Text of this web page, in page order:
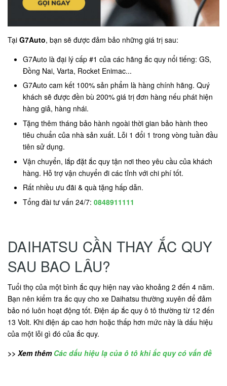
Tại G7Auto, bạn sẽ được đảm bảo những giá trị sau:
G7Auto là đại lý cấp #1 của các hãng ắc quy nổi tiếng: GS,
Đồng Nai, Varta, Rocket Enimac...
G7Auto cam kết 100% sản phẩm là hàng chính hãng. Quý
khách sẽ được đền bù 200% giá trị đơn hàng nếu phát hiện
hàng giả, hàng nhái.
Tặng thêm tháng bảo hành ngoài thời gian bảo hành theo
tiêu chuẩn của nhà sản xuất. Lỗi 1 đổi 1 trong vòng tuần đầu
tiên sử dụng.
Vận chuyển, lắp đặt ắc quy tận nơi theo yêu cầu của khách
hàng. Hỗ trợ vận chuyển đi các tỉnh với chi phí tốt.
Rất nhiều ưu đãi & quà tặng hấp dẫn.
Tổng đài tư vấn 24/7: 0848911111
DAIHATSU CẦN THAY ẮC QUY
SAU BAO LÂU?
Tuổi thọ của một bình ắc quy hiện nay vào khoảng 2 đến 4 năm.
Bạn nên kiểm tra ắc quy cho xe Daihatsu thường xuyên để đảm
bảo nó luôn hoạt động tốt. Điện áp ắc quy ô tô thường từ 12 đến
13 Volt. Khi điện áp cao hơn hoặc thấp hơn mức này là dấu hiệu
của một lỗi gì đó của ắc quy.
>> Xem thêm Các dấu hiệu lạ của ô tô khi ắc quy có vấn đề